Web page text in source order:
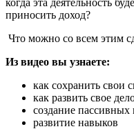
приносить доход?
Что можно со всем этим
Из видео вы узнаете:
как сохранить свои
как развить свое
создание пассивных
развитие навыков